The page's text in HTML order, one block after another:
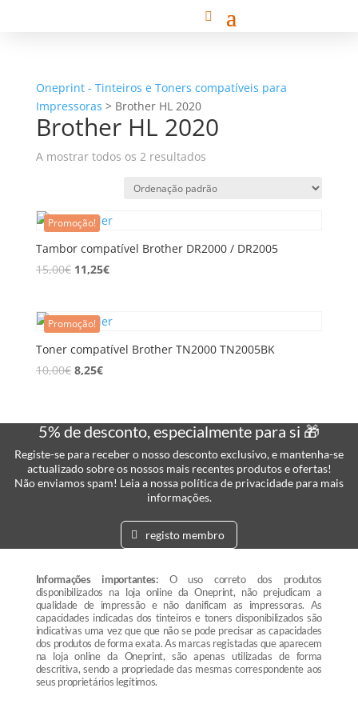
Oneprint - Tinteiros e Toners compatíveis para
Impressoras > Brother HL 2020
Brother HL 2020
A mostrar todos os 2 resultados
Promoção!
Tambor compatível Brother DR2000 / DR2005
15,00€ 11,25€
Promoção!
Toner compatível Brother TN2000 TN2005BK
10,00€ 8,25€
5% de desconto, especialmente para si 🎁
Registe-se para receber o nosso desconto exclusivo, e mantenha-se
actualizado sobre os nossos mais recentes produtos e ofertas!
Não enviamos spam! Leia a nossa política de privacidade para mais
informações.
registo membro
Informações importantes: O uso correto dos produtos
disponibilizados na loja online da Oneprint, não prejudicam a
qualidade de impressão e não danificam as impressoras. As
capacidades indicadas dos tinteiros e toners disponibilizados são
indicativas uma vez que que não se pode precisar as capacidades
dos produtos de forma exata. As marcas registadas que aparecem
na loja online da Oneprint, são apenas utilizadas de forma
descritiva, sendo a propriedade das mesmas correspondente aos
seus proprietários legítimos.